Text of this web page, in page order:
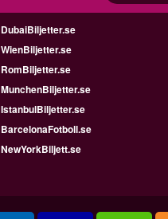
DubaiBiljetter.se
WienBiljetter.se
RomBiljetter.se
MunchenBiljetter.se
IstanbulBiljetter.se
BarcelonaFotboll.se
NewYorkBiljett.se